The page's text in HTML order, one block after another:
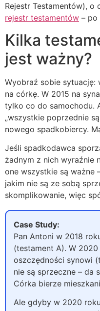
Rejestr Testamentów),
rejestr testamentów – po
Kilka
jest ważny?
Wyobraź sobie sytuację:
na córkę. W 2015 na
tylko co do samochodu.
„wszystkie poprzednie
nowego spadkobiercy.
Jeśli spadkodawca
żadnym z nich wyraźnie
one wszystkie są ważne
jakim nie są ze sobą
skomplikowanie, więc
Case Study:
Pan Antoni w 2018
(testament A). W
oszczędności synowi
nie są sprzeczne – da
Córka bierze
Ale gdyby w 2020